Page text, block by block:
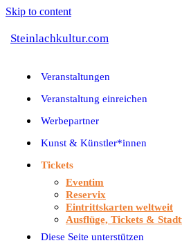
Skip to content
Steinlachkultur.com
Veranstaltungen
Veranstaltung einreichen
Werbepartner
Kunst & Künstler*innen
Tickets
Eventim
Reservix
Eintrittskarten weltweit
Ausflüge, Tickets &
Diese Seite unterstützen